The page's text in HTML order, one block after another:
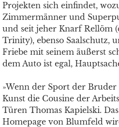
Projekten sich einfindet,
Zimmermänner und
und seit jeher Knarf Rellöm
Trinity), ebenso Saalschutz,
Friebe mit seinem äußerst
dem Auto ist egal,
»Wenn der Sport der
Kunst die Cousine der
Türen Thomas Kapielski.
Homepage von Blumfeld